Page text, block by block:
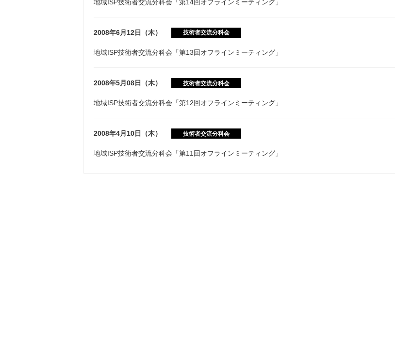
地域ISP技術者交流分科会「第14回オフラインミーティング」
2008年6月12日（木） 技術者交流分科会
地域ISP技術者交流分科会「第13回オフラインミーティング」
2008年5月08日（木） 技術者交流分科会
地域ISP技術者交流分科会「第12回オフラインミーティング」
2008年4月10日（木） 技術者交流分科会
地域ISP技術者交流分科会「第11回オフラインミーティング」